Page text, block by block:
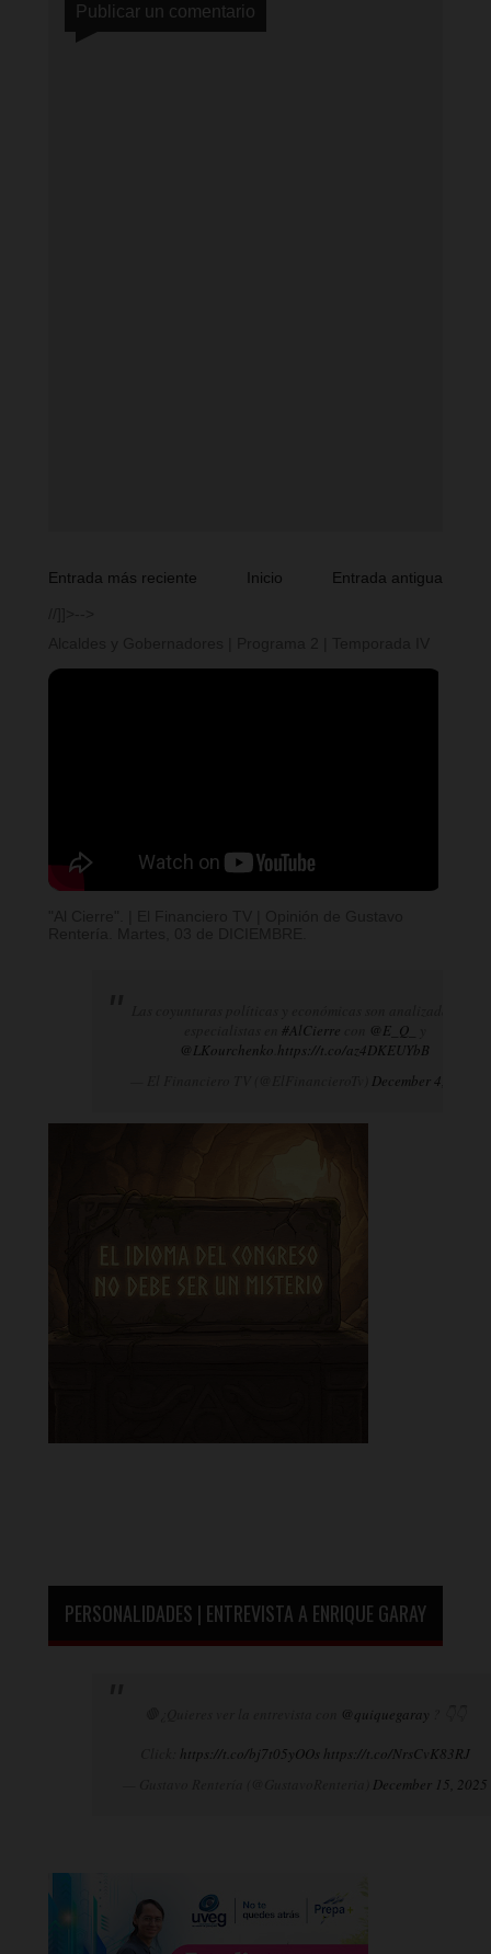
Publicar un comentario
Entrada más reciente Entrada antigua
Inicio
#AlCierre @E_Q_
@LKourchenko https://t.co/az4DKEUYbB
December 4, 2024
PERSONALIDADES | ENTREVISTA A ENRIQUE GARAY
@quiquegaray
https://t.co/bj7t05yOOs https://t.co/NrsCvK83RJ
December 15, 2025